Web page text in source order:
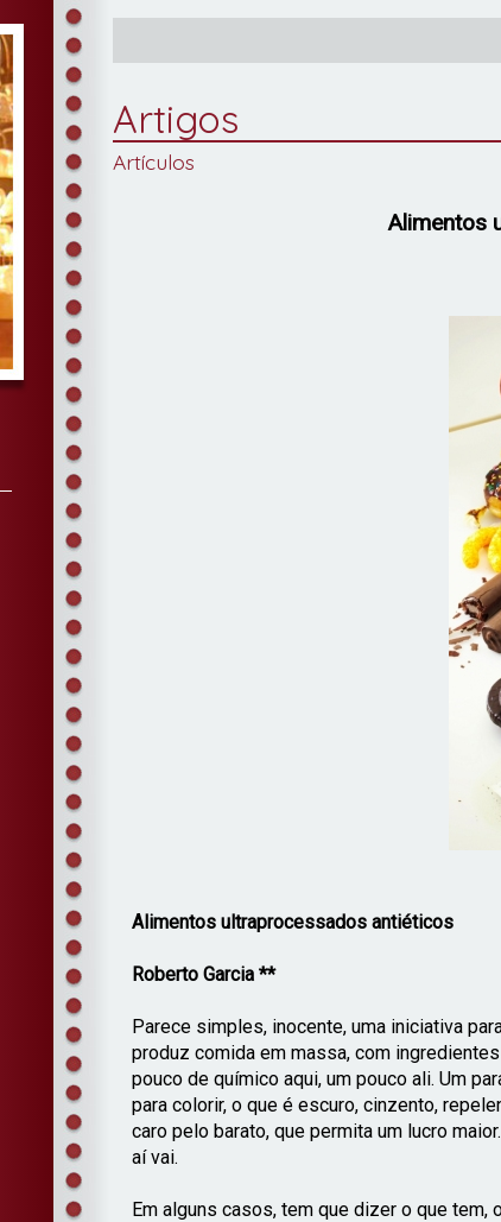
Artigos
Artículos
Alimentos
Alimentos ultraprocessados antiéticos
Roberto Garcia **­
Parece simples, inocente, uma iniciativa
produz comida em massa, com
pouco de químico aqui, um pouco ali. Um
para colorir, o que é escuro, cinzento,
caro pelo barato, que permita um lucro
aí vai.
Em alguns casos, tem que dizer o que tem,